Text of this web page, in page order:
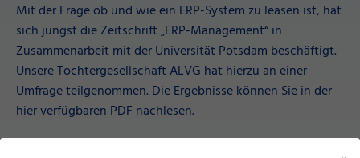
Mit der Frage ob und wie ein ERP-System zu leasen ist, hat
sich jüngst die Zeitschrift „ERP-Management“ in
Zusammenarbeit mit der Universität Potsdam beschäftigt.
Unsere Tochtergesellschaft ALVG hat hierzu an einer
Umfrage teilgenommen. Die Ergebnisse können Sie in der
hier verfügbaren PDF nachlesen.